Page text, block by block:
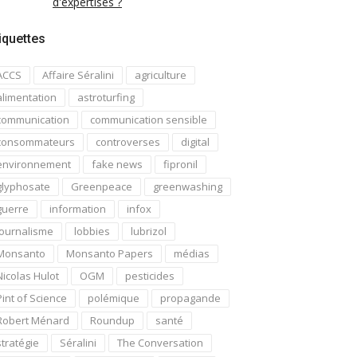
Affaire Séralini
agriculture
astroturfing
communication sensible
controverses
digital
fake news
fipronil
Greenpeace
greenwashing
information
infox
lobbies
lubrizol
Monsanto Papers
médias
Hulot
OGM
pesticides
of Science
polémique
propagande
Ménard
Roundup
santé
Séralini The Conversation